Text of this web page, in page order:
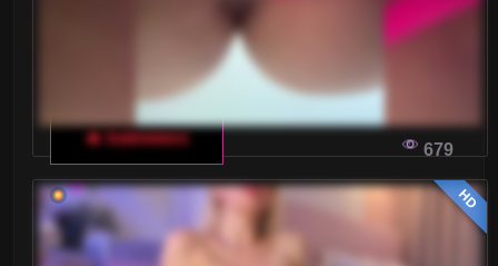
🔥 katewwxx
679
HD